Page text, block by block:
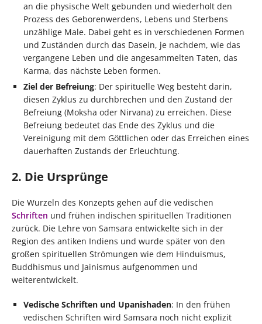
an die physische Welt gebunden und wiederholt den
Prozess des Geborenwerdens, Lebens und Sterbens
unzählige Male. Dabei geht es in verschiedenen Formen
und Zuständen durch das Dasein, je nachdem, wie das
vergangene Leben und die angesammelten Taten, das
Karma, das nächste Leben formen.
Ziel der Befreiung: Der spirituelle Weg besteht darin,
diesen Zyklus zu durchbrechen und den Zustand der
Befreiung (Moksha oder Nirvana) zu erreichen. Diese
Befreiung bedeutet das Ende des Zyklus und die
Vereinigung mit dem Göttlichen oder das Erreichen eines
dauerhaften Zustands der Erleuchtung.
2. Die Ursprünge
Die Wurzeln des Konzepts gehen auf die vedischen
Schriften und frühen indischen spirituellen Traditionen
zurück. Die Lehre von Samsara entwickelte sich in der
Region des antiken Indiens und wurde später von den
großen spirituellen Strömungen wie dem Hinduismus,
Buddhismus und Jainismus aufgenommen und
weiterentwickelt.
Vedische Schriften und Upanishaden: In den frühen
vedischen Schriften wird Samsara noch nicht explizit